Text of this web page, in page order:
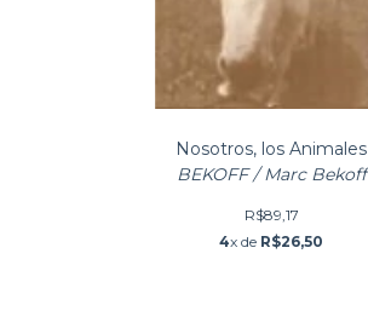
Nosotros, los Animales
BEKOFF / Marc Bekoff
R$89,17
4x de R$26,50